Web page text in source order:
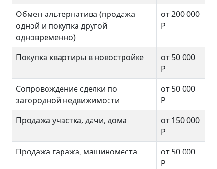
Обмен-альтернатива (продажа
одной и покупка другой
одновременно)
от 200 000
Р
Покупка квартиры в новостройке
от 50 000
Р
Сопровождение сделки по
загородной недвижимости
от 50 000
Р
Продажа участка, дачи, дома
от 150 000
Р
Продажа гаража, машиноместа
от 50 000
Р